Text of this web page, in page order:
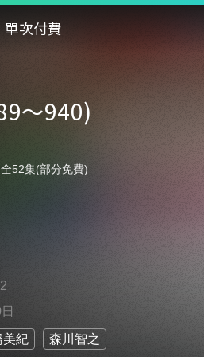
單次付費
～940)
52集(部分免費)
美紀 森川智之